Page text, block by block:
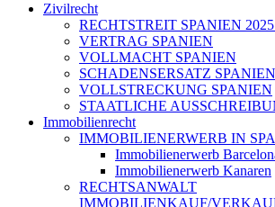
Zivilrecht
RECHTSTREIT SPANIEN
VERTRAG SPANIEN
VOLLMACHT SPANIEN
SCHADENSERSATZ SPANIEN
VOLLSTRECKUNG SPANIEN
STAATLICHE
Immobilienrecht
IMMOBILIENERWERB IN
Immobilienerwerb
Immobilienerwerb Kanaren
RECHTSANWALT
IMMOBILIENKAUF/